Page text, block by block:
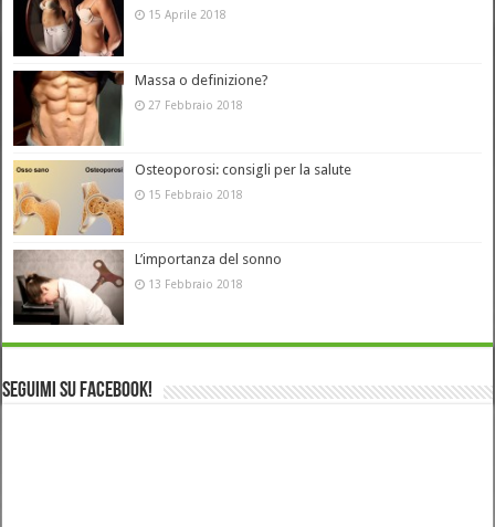
15 Aprile 2018
Massa o definizione?
27 Febbraio 2018
Osteoporosi: consigli per la salute
15 Febbraio 2018
L’importanza del sonno
13 Febbraio 2018
Seguimi su Facebook!